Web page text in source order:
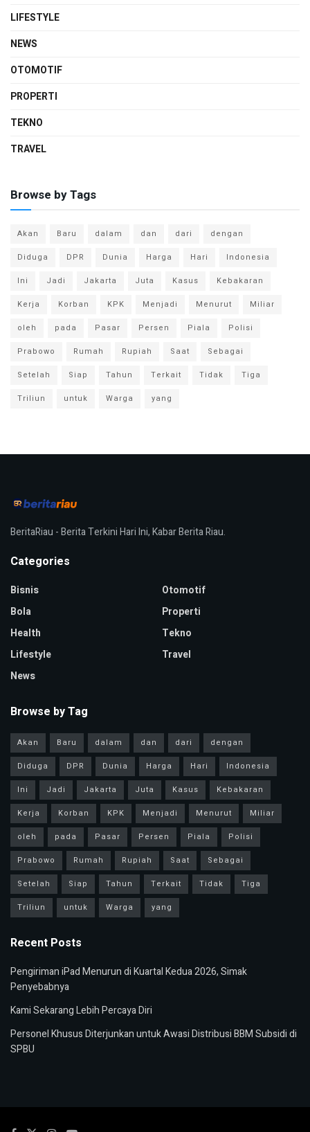
LIFESTYLE
NEWS
OTOMOTIF
PROPERTI
TEKNO
TRAVEL
Browse by Tags
Akan Baru dalam dan dari
dengan
Diduga
DPR Dunia Harga Hari
Indonesia
Ini
Jadi Jakarta Juta Kasus
Kebakaran
Kerja
Korban KPK Menjadi Menurut
Miliar
oleh
pada Pasar Persen Piala
Polisi
Prabowo
Rumah Rupiah Saat
Sebagai
Setelah
Siap Tahun Terkait Tidak
Tiga
Triliun
untuk Warga yang
BeritaRiau - Berita Terkini Hari Ini, Kabar Berita Riau.
Categories
Bisnis
Bola
Health
Lifestyle
News
Otomotif
Properti
Tekno
Travel
Browse by Tag
Akan Baru dalam dan dari
dengan
Diduga
DPR Dunia Harga Hari
Indonesia
Ini
Jadi Jakarta Juta Kasus
Kebakaran
Kerja
Korban KPK Menjadi Menurut
Miliar
oleh
pada Pasar Persen Piala
Polisi
Prabowo
Rumah Rupiah Saat
Sebagai
Setelah
Siap Tahun Terkait Tidak
Tiga
Triliun
untuk Warga yang
Recent Posts
Pengiriman iPad Menurun di Kuartal Kedua 2026, Simak
Penyebabnya
Kami Sekarang Lebih Percaya Diri
Personel Khusus Diterjunkan untuk Awasi Distribusi BBM Subsidi di
SPBU